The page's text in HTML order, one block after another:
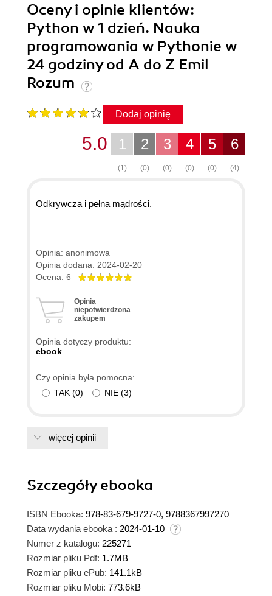
Oceny i opinie klientów:
Python w 1 dzień. Nauka
programowania w Pythonie w
24 godziny od A do Z Emil
Rozum
Dodaj opinię
6
(4)
5
(0)
4
(0)
3
(0)
2
(0)
1
(1)
5.0
Odkrywcza i pełna mądrości.
Opinia: anonimowa
Opinia dodana: 2024-02-20
Ocena: 6
Opinia
niepotwierdzona
zakupem
Opinia dotyczy produktu:
ebook
Czy opinia była pomocna:
TAK (0) NIE (3)
więcej opinii
Szczegółyebooka
ISBN Ebooka: 978-83-679-9727-0, 9788367997270
Data wydania ebooka : 2024-01-10
Numer z katalogu: 225271
Rozmiar pliku Pdf: 1.7MB
Rozmiar pliku ePub: 141.1kB
Rozmiar pliku Mobi: 773.6kB